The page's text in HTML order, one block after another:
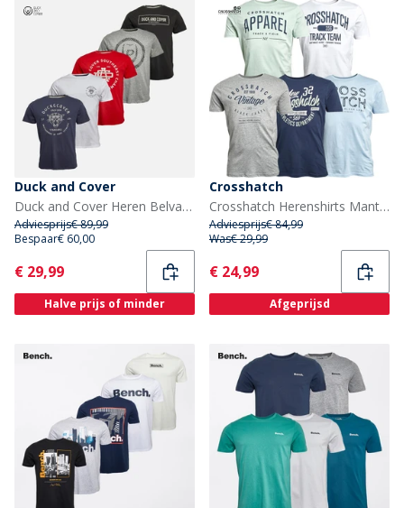
Duck and Cover
Duck and Cover Heren Belvadier Set van 5 T-shirts Assortiment
Adviesprijs€ 89,99
Bespaar€ 60,00
Current
€ 29,99
Halve prijs of minder
Crosshatch
Crosshatch Herenshirts Mantore Vijf-Pack Geprint Assorti
Adviesprijs€ 84,99
Was€ 29,99
Current
€ 24,99
Afgeprijsd